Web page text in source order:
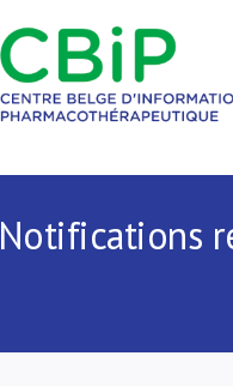
Notifications